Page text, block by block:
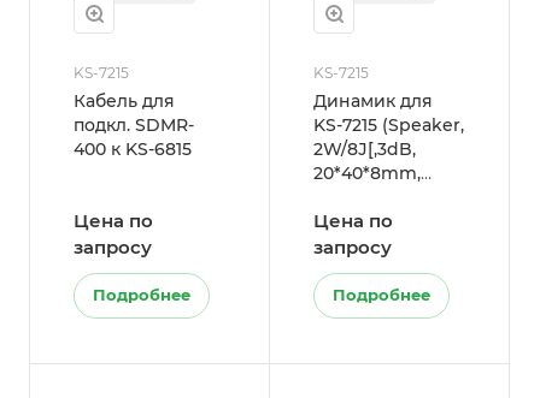
KS-7215
Кабель для
подкл. SDMR-
400 к KS-6815
Цена по
запросу
Подробнее
KS-7215
Динамик для
KS-7215 (Speaker,
2W/8Ј[,3dB,
20*40*8mm,
Цена по
запросу
Подробнее